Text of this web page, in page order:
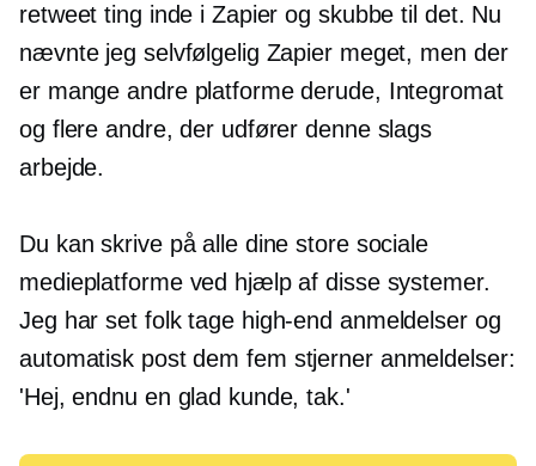
retweet ting inde i Zapier og skubbe til det. Nu
nævnte jeg selvfølgelig Zapier meget, men der
er mange andre platforme derude, Integromat
og flere andre, der udfører denne slags
arbejde.
Du kan skrive på alle dine store sociale
medieplatforme ved hjælp af disse systemer.
Jeg har set folk tage high-end anmeldelser og
automatisk post dem fem stjerneranmeldelser:
'Hej, endnu en glad kunde, tak.'